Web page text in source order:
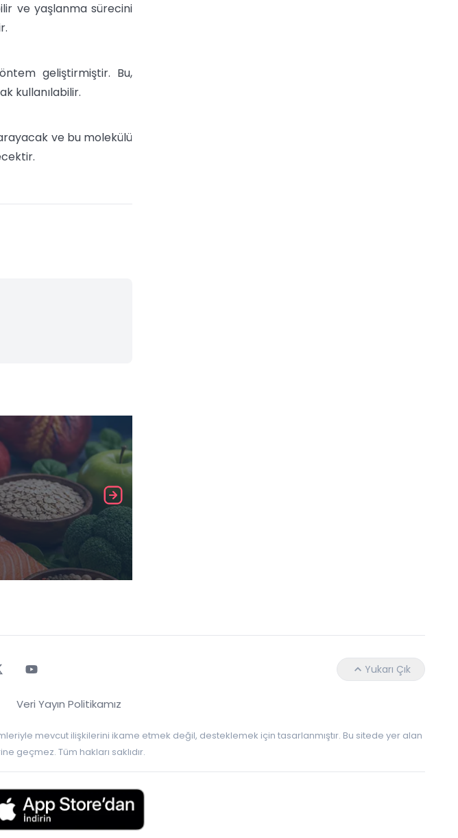
ve yaşlanma sürecini
geliştirmiştir. Bu,
kullanılabilir.
ve bu molekülü
Yukarı Çık
Veri Yayın Politikamız
mevcut ilişkilerini ikame etmek değil, desteklemek için tasarlanmıştır. Bu sitede yer alan
geçmez. Tüm hakları saklıdır.